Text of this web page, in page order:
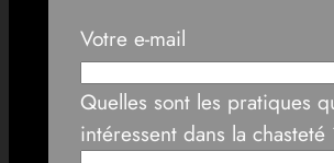
Votre e-mail
Quelles sont les pratiques
intéressent dans la chasteté